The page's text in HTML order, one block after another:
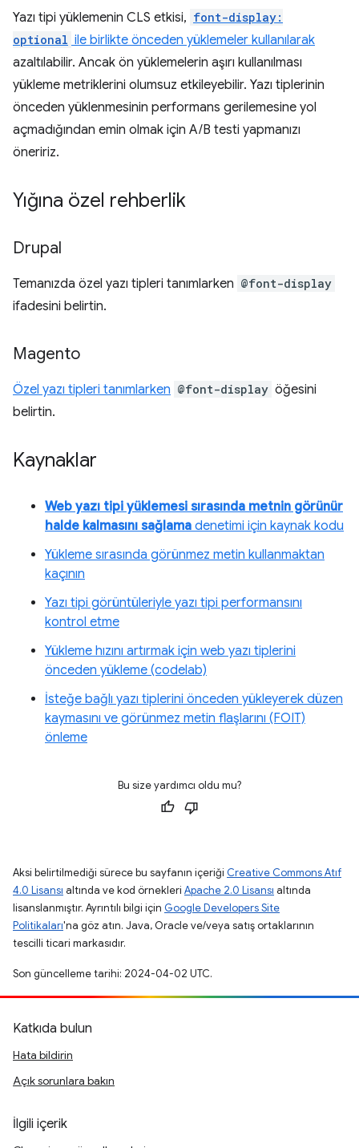
Yazı tipi yüklemenin CLS etkisi, font-display:
optional ile birlikte önceden yüklemeler kullanılarak
azaltılabilir. Ancak ön yüklemelerin aşırı kullanılması
yükleme metriklerini olumsuz etkileyebilir. Yazı tiplerinin
önceden yüklenmesinin performans gerilemesine yol
açmadığından emin olmak için A/B testi yapmanızı
öneririz.
Yığına özel rehberlik
Drupal
Temanızda özel yazı tipleri tanımlarken @font-display
ifadesini belirtin.
Magento
Özel yazı tipleri tanımlarken @font-display öğesini
belirtin.
Kaynaklar
Web yazı tipi yüklemesi sırasında metnin görünür
halde kalmasını sağlama denetimi için kaynak kodu
Yükleme sırasında görünmez metin kullanmaktan
kaçının
Yazı tipi görüntüleriyle yazı tipi performansını
kontrol etme
Yükleme hızını artırmak için web yazı tiplerini
önceden yükleme (codelab)
İsteğe bağlı yazı tiplerini önceden yükleyerek düzen
kaymasını ve görünmez metin flaşlarını (FOIT)
önleme
Bu size yardımcı oldu mu?
Aksi belirtilmediği sürece bu sayfanın içeriği Creative Commons Atıf
4.0 Lisansı altında ve kod örnekleri Apache 2.0 Lisansı altında
lisanslanmıştır. Ayrıntılı bilgi için Google Developers Site
Politikaları'na göz atın. Java, Oracle ve/veya satış ortaklarının
tescilli ticari markasıdır.
Son güncelleme tarihi: 2024-04-02 UTC.
Katkıda bulun
Hata bildirin
Açık sorunlara bakın
İlgili içerik